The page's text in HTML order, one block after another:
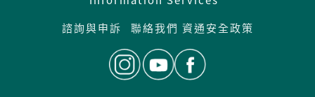
諮詢與申訴
聯絡我們 資通安全政策